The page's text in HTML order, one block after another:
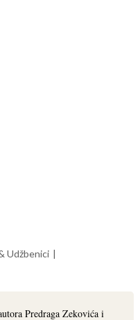
Udžbenici
Predraga Zekovića i